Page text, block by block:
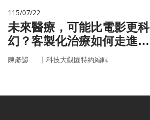
115/07/22
未來醫療，可能比電影更科
幻？客製化治療如何走進真
實世界
陳彥諺 ｜ 科技大觀園特約編輯